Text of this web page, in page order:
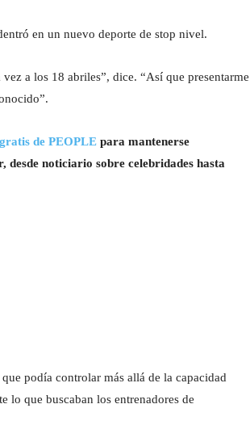
en un nuevo deporte de stop nivel.
a los 18 abriles”, dice. “Así que presentarme
de PEOPLE para mantenerse
noticiario sobre celebridades hasta
podía controlar más allá de la capacidad
lo que buscaban los entrenadores de